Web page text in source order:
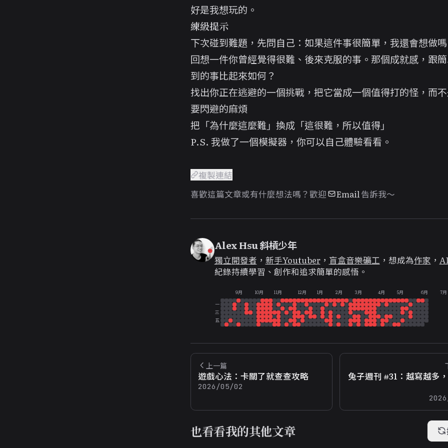
好是我想玩的。
練級提示
下次碰到難題，先問自己：如果這件事很簡單，我還會想做嗎
回想一件你曾經覺得很難、後來克服的事。那個成就感，跟
到的事比起來如何？
找出你正在逃避的一個挑戰，把它當成一個值得打的怪，而
要閃避的麻煩
把「為什麼這麼難」換成「這很難，所以值得」
P.S. 我做了一個模擬器 ，你可以自己體驗看看。
複製連結
喜歡這篇文章或有什麼想法嗎？歡迎
Email 告訴我～
Alex Hsu 斜槓少年
獨立開發者 ， 新手Youtuber， 盲盒音樂礦工 ，想成為作家 ，
紀錄持續學習、創作和追求簡單的感悟。
9月 10月 11月 12月 1月 2月 3月 4月 5月 6月 7月
一
三
五
上一篇
遊戲心法：卡關了就查查攻略
2026/05/02
兔子週刊 #31：越寫越多
也看看我的其他文章